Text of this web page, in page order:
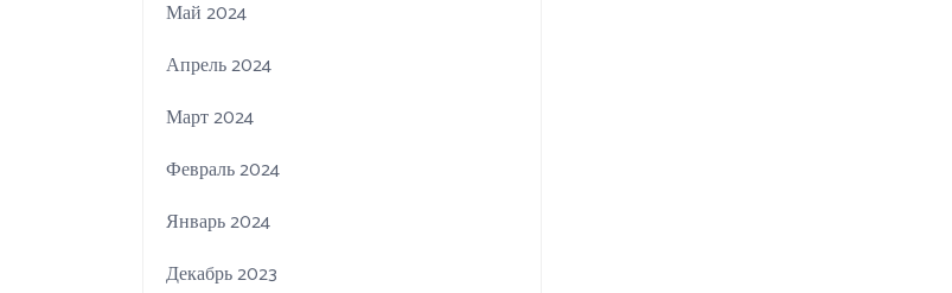
Май 2024
Апрель 2024
Март 2024
Февраль 2024
Январь 2024
Декабрь 2023